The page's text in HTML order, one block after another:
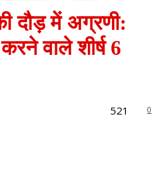
दौड़ में अग्रणी:
वाले शीर्ष 6
0
521